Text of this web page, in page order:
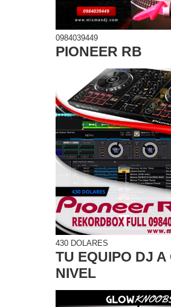
0984039449
PIONEER RB
430 DOLARES
TU EQUIPO DJ A
NIVEL